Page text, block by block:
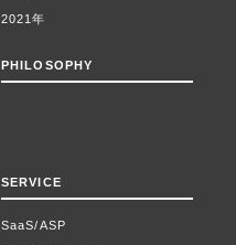
2021年
PHILOSOPHY
SERVICE
SaaS/ASP